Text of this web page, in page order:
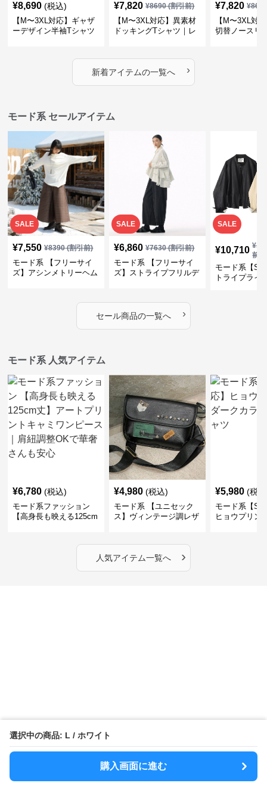
選択中の商品: L / ホワイト
購入画面に進む
¥8,690 (税込)
【M〜3XL対応】ギャザ
ーデザイン半袖Tシャツ
¥7,820 ¥8690(割引前)
【M〜3XL対応】異素材
ドッキングTシャツ｜レ
カバー・大人モード
¥7,820 ¥
【M〜3XL対
切替ノースリ
新着アイテムの一覧へ ›
モード系 セールアイテム
SALE
¥7,550 ¥8390(割引前)
モード系 【フリーサイ
ズ】アシンメトリーヘム
SALE
¥6,860 ¥7630(割引前)
モード系 【フリーサイ
ズ】ストライプフリルデ
SALE
¥10,710 ¥
前)
モード系【S
トライプライ
セール商品の一覧へ ›
モード系 人気アイテム
¥6,780 (税込)
モード系ファッション
【高身長も映える125cm
OKで華奢さんも安心
¥4,980 (税込)
モード系 【ユニセック
ス】ヴィンテージ調レザ
¥5,980 (税
モード系【S
ヒョウプリン
人気アイテム一覧へ ›